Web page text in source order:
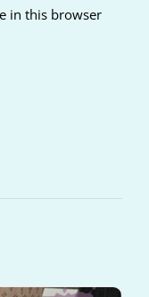
in this browser